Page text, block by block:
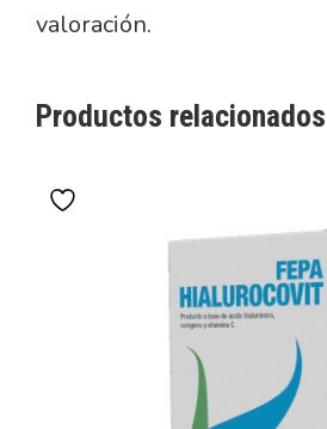
valoración.
Productos relacionados